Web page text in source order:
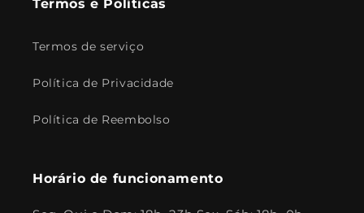
Termos e Políticas
Termos de serviço
Política de Privacidade
Política de Reembolso
Horário de funcionamento